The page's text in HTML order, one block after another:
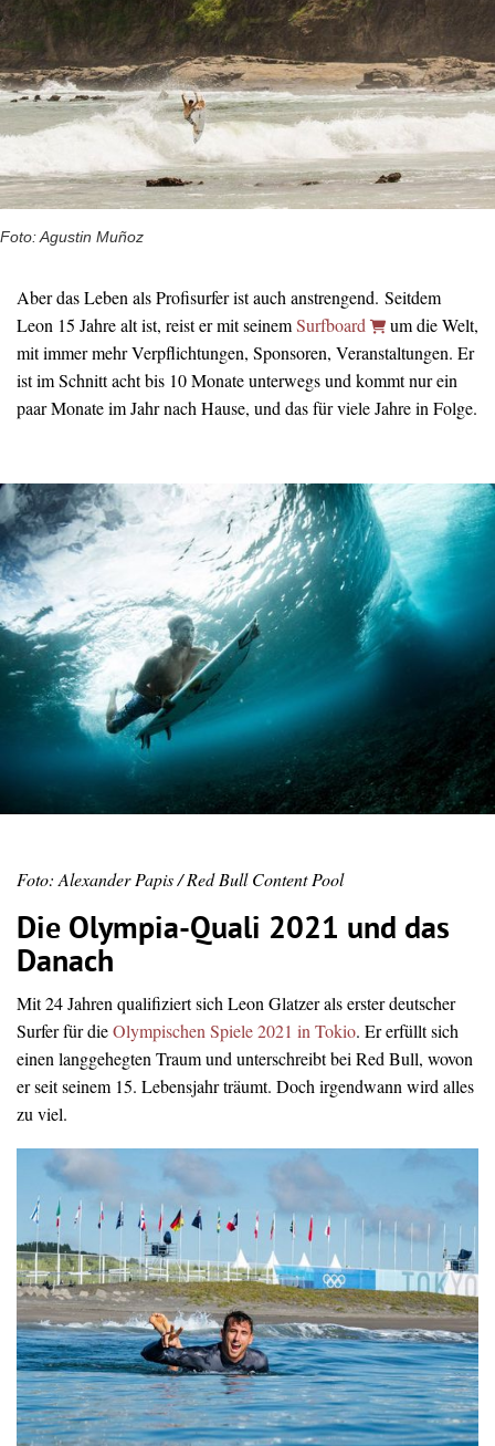
Foto: Agustin Muñoz
Aber das Leben als Profisurfer ist auch anstrengend. Seitdem
Leon 15 Jahre alt ist, reist er mit seinemSurfboard
um die Welt,
mit immer mehr Verpflichtungen, Sponsoren, Veranstaltungen. Er
ist im Schnitt acht bis 10 Monate unterwegs und kommt nur ein
paar Monate im Jahr nach Hause, und das für viele Jahre in Folge.
Foto: Alexander Papis / Red Bull Content Pool
Die Olympia-Quali 2021 und das
Danach
Mit 24 Jahren qualifiziert sich Leon Glatzer als erster deutscher
Surfer für dieOlympischen Spiele 2021 in Tokio. Er erfüllt sich
einen langgehegten Traum und unterschreibt bei Red Bull, wovon
er seit seinem 15. Lebensjahr träumt. Doch irgendwann wird alles
zu viel.